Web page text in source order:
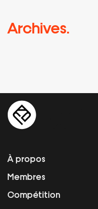
Archives.
À propos
Membres
Compétition